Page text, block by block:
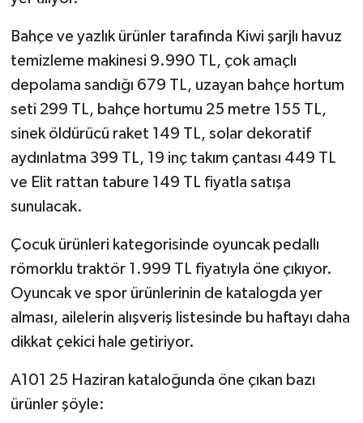
Bahçe ve yazlık ürünler tarafında Kiwi şarjlı havuz
temizleme makinesi 9.990 TL, çok amaçlı
depolama sandığı 679 TL, uzayan bahçe hortum
seti 299 TL, bahçe hortumu 25 metre 155 TL,
sinek öldürücü raket 149 TL, solar dekoratif
aydınlatma 399 TL, 19 inç takım çantası 449 TL
ve Elit rattan tabure 149 TL fiyatla satışa
sunulacak.
Çocuk ürünleri kategorisinde oyuncak pedallı
römorklu traktör 1.999 TL fiyatıyla öne çıkıyor.
Oyuncak ve spor ürünlerinin de katalogda yer
alması, ailelerin alışveriş listesinde bu haftayı daha
dikkat çekici hale getiriyor.
A101 25 Haziran kataloğunda öne çıkan bazı
ürünler şöyle: